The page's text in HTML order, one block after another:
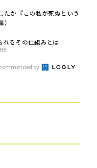
か――『この私が死ぬという
れるその仕組みとは
by